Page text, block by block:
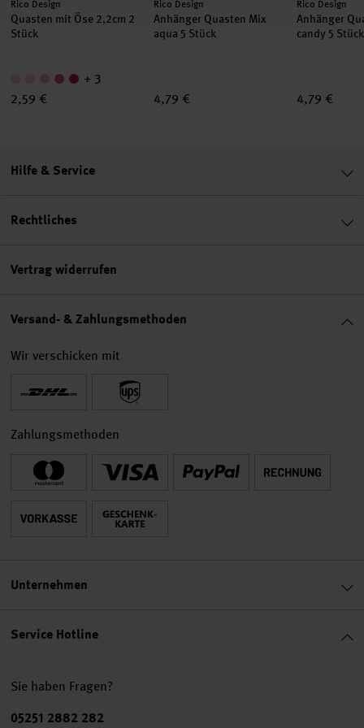
Hersteller:
Rico Design
Quasten mit Öse 2,2cm 2
Stück
+ 3
2,59 €
Hersteller:
Rico Design
Anhänger Quasten Mix
aqua 5 Stück
4,79 €
Hersteller:
Rico Design
Anhänger
candy 5 Stück
4,79 €
Service Hotline
Sie haben Fragen?
Telefonnummer
05251 2882 282
Hilfe & Service
Rechtliches
Vertrag widerrufen
Versand- & Zahlungsmethoden
Wir verschicken mit
Zahlungsmethoden
Unternehmen